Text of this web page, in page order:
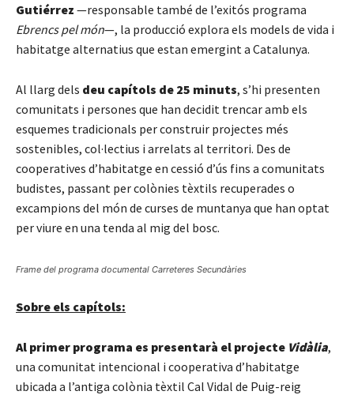
Gutiérrez —responsable també de l’exitós programa
Ebrencs pel món—, la producció explora els models de vida i
habitatge alternatius que estan emergint a Catalunya.
Al llarg dels deu capítols de 25 minuts, s’hi presenten
comunitats i persones que han decidit trencar amb els
esquemes tradicionals per construir projectes més
sostenibles, col·lectius i arrelats al territori. Des de
cooperatives d’habitatge en cessió d’ús fins a comunitats
budistes, passant per colònies tèxtils recuperades o
excampions del món de curses de muntanya que han optat
per viure en una tenda al mig del bosc.
Frame del programa documental Carreteres Secundàries
Sobre els capítols:
Al primer programa es presentarà el projecte Vidàlia,
una comunitat intencional i cooperativa d’habitatge
ubicada a l’antiga colònia tèxtil Cal Vidal de Puig-reig